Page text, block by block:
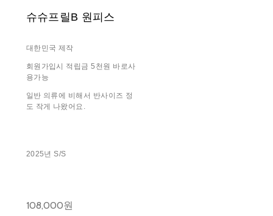
슈슈프릴B 원피스
대한민국 제작
회원가입시 적립금 5천원 바로사
용가능
일반 의류에 비해서 반사이즈 정
도 작게 나왔어요.
2025년 S/S
108,000원